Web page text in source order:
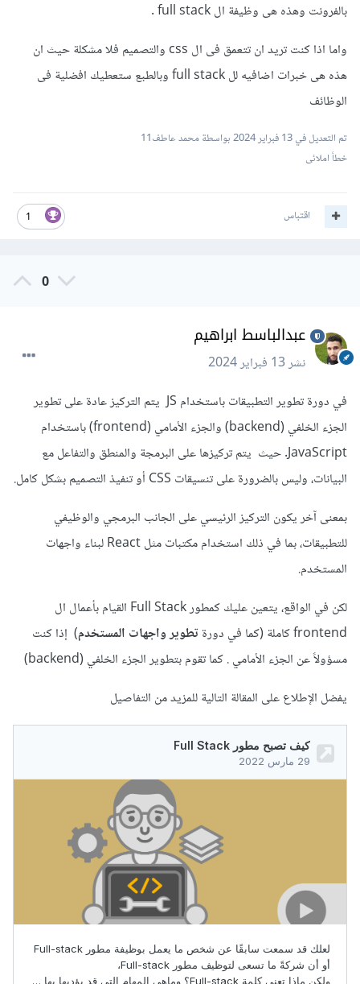
بالفرونت وهذه هى وظيفة ال full stack .
واما اذا كنت تريد ان تتعمق فى ال css والتصميم فلا مشكلة حيث ان
هذه هى خبرات اضافيه لل full stack وبالطبع ستعطيك افضلية فى
الوظائف
تم التعديل في13 فبراير 2024
بواسطة محمد عاطف11
خطأ املائى
1 اقتباس
0
عبدالباسط ابراهيم
نشر13 فبراير 2024
في دورة تطوير التطبيقات باستخدام JS يتم التركيز عادة على تطوير
الجزء الخلفي (backend) والجزء الأمامي (frontend) باستخدام
JavaScript. حيث يتم تركيزها على البرمجة والمنطق والتفاعل مع
البيانات، وليس بالضرورة على تنسيقات CSS أو تنفيذ التصميم بشكل كامل.
بمعنى آخر يكون التركيز الرئيسي على الجانب البرمجي والوظيفي
للتطبيقات، بما في ذلك استخدام مكتبات مثل React لبناء واجهات
المستخدم.
لكن في الواقع، يتعين عليك كمطور Full Stack القيام بأعمال ال
frontend كاملة (كما في دورة
تطوير واجهات المستخدم) إذا كنت
مسؤولاً عن الجزء الأمامي . كما تقوم بتطوير الجزء الخلفي (backend)
يفضل الإطلاع على المقالة التالية للمزيد من التفاصيل